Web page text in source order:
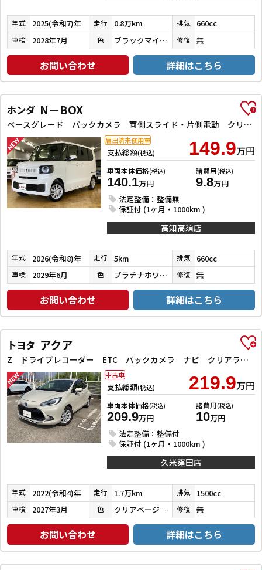
年式 2025(令和7)年 走行 0.8万km 排気 660cc
車検 2028年7月 色 ブラックマイカメタリック 修復 無
お問い合わせ 詳細はこちら
ホンダ N－BOX
ベースグレード バックカメラ 両側スライド・片側電動 クリアランスソナー オートクルーズコントロール レーンアシスト 衝突被害軽減システム オートライト LEDヘッドランプ スマートキー アイドリングストップ
支払総額(税込) 149.9万円
車両本体価格(税込)
140.1万円
諸費用(税込)
9.8万円
法定整備：整備無
保証付 (1ヶ月・1000km )
届出済未使用車
高知高須店
年式 2026(令和8)年 走行 5km 排気 660cc
車検 2029年6月 色 プラチナホワイトパール 修復 無
お問い合わせ 詳細はこちら
トヨタ アクア
Z ドライブレコーダー ETC バックカメラ ナビ クリアランスソナー オートクルーズコントロール レーンアシスト 衝突被害軽減システム アルミホイール LEDヘッドランプ スマートキー 電動格納ミラー
支払総額(税込) 219.9万円
車両本体価格(税込)
209.9万円
諸費用(税込)
10万円
法定整備：整備付
保証付 (1ヶ月・1000km )
中古車
久米窪田店
年式 2022(令和4)年 走行 1.7万km 排気 1500cc
車検 2027年3月 色 クリアベージュメタリック 修復 無
お問い合わせ 詳細はこちら